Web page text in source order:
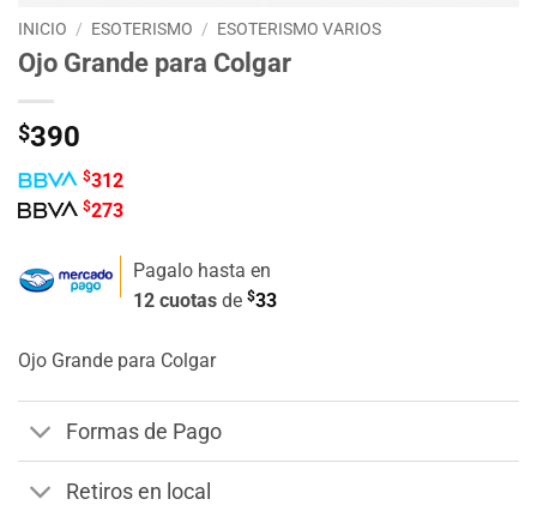
INICIO / ESOTERISMO / ESOTERISMO VARIOS
Ojo Grande para Colgar
$390
$312
$273
Pagalo hasta en
12 cuotas de $33
Ojo Grande para Colgar
Formas de Pago
Retiros en local